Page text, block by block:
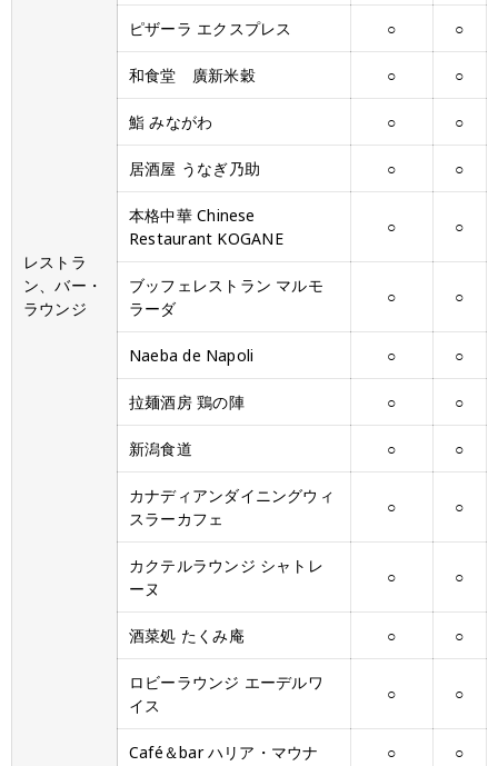
レストラ
ン、バー・
ラウンジ
ピザーラ エクスプレス ○ ○
和食堂 廣新米穀 ○ ○
鮨 みながわ ○ ○
居酒屋 うなぎ乃助 ○ ○
本格中華 Chinese
Restaurant KOGANE
○ ○
ブッフェレストラン マルモ
ラーダ
○ ○
Naeba de Napoli ○ ○
拉麺酒房 鶏の陣 ○ ○
新潟食道 ○ ○
カナディアンダイニングウィ
スラーカフェ
○ ○
カクテルラウンジ シャトレ
ーヌ
○ ○
酒菜処 たくみ庵 ○ ○
ロビーラウンジ エーデルワ
イス
○ ○
Café＆bar ハリア・マウナ ○ ○